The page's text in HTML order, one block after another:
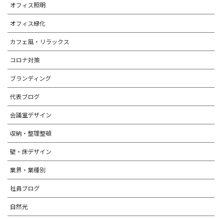
オフィス照明
オフィス緑化
カフェ風・リラックス
コロナ対策
ブランディング
代表ブログ
会議室デザイン
収納・整理整頓
壁・床デザイン
業界・業種別
社員ブログ
自然光